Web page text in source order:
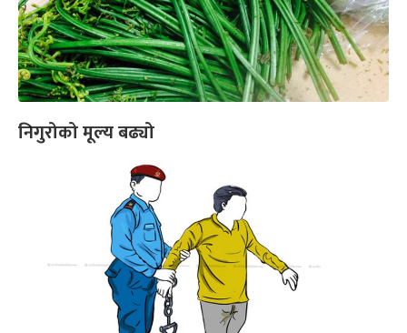
निगुरोको मूल्य बढ्यो